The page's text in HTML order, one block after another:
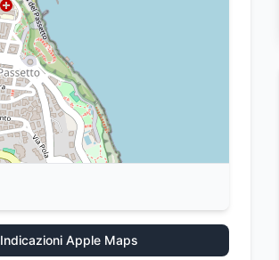
Indicazioni Apple Maps